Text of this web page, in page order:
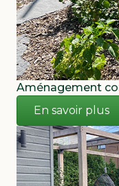
Aménagement
En savoir plus